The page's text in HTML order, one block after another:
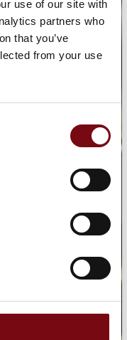
use of our site with
partners who
that you’ve
from your use